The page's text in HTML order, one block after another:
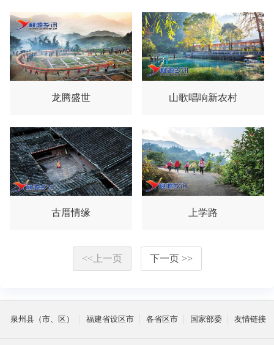
龙腾盛世 山歌唱响新农村
古厝情缘 上学路
<<上一页 下一页 >>
泉州县（市、区） 福建省设区市 各省区市 国家部委 友情链接